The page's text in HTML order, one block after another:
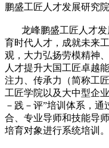
鹏盛工匠人才发展研究院
龙峰鹏盛工匠人才发
育时代人才，成就未来
观，大力弘扬劳模精神
人才提升大国工匠卓越
注力、传承力（简称工
工匠学院以及大中型企
－践－评”培训体系，
合、专业导师和技能导
培育对象进行系统培训。